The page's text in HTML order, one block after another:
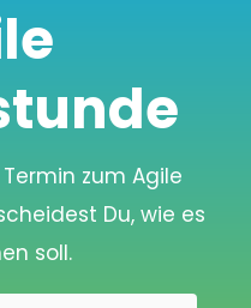
zum Agile
Du, wie es
soll.